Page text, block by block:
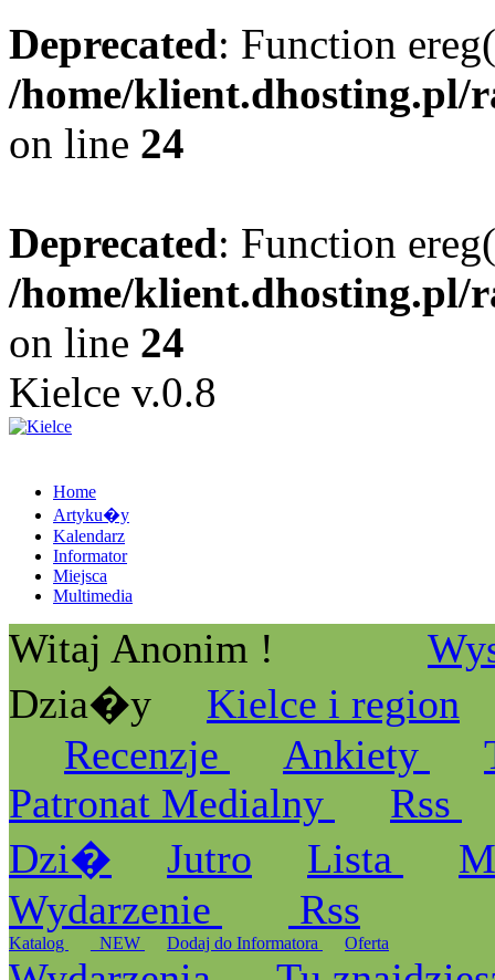
Deprecated: Function
/home/klient.dhosting.pl/
on line 24
Deprecated: Function
/home/klient.dhosting.pl/
on line 24
Kielce v.0.8
Home
Artyku�y
Kalendarz
Informator
Miejsca
Multimedia
Witaj Anonim !
Dzia�y
Kielce i region
Recenzje
Ankiety
Patronat Medialny
Rss
Dzi�
Jutro Lista
Wydarzenie
Rss
Katalog _NEW Dodaj do Informatora Oferta